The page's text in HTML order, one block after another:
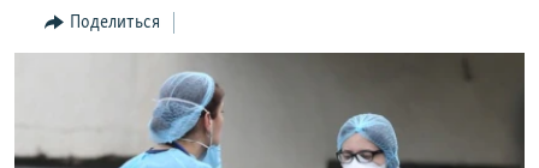
Перейти
РЕГИОН
НАГОРНЫЙ КАРАБАХ
СПОРТ
Поделиться